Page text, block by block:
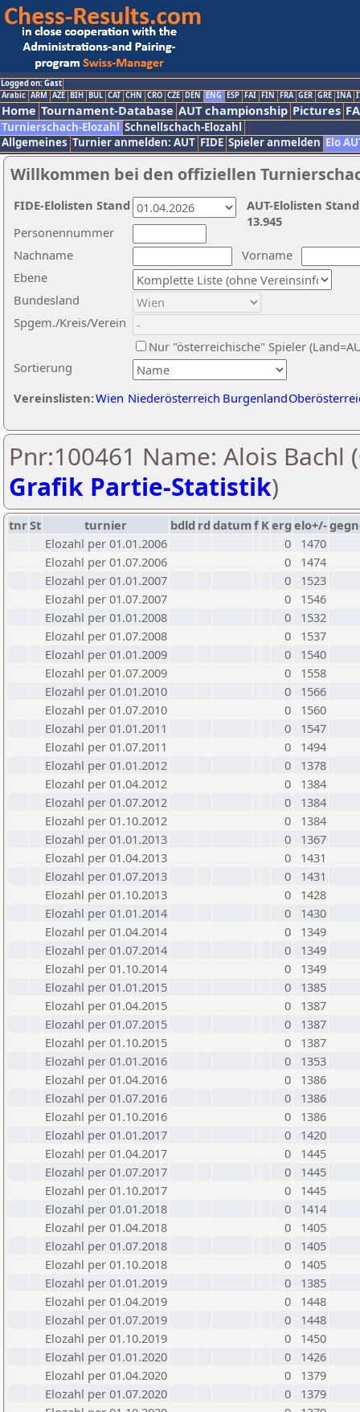
Logged on: Gast
Arabic ARM AZE BIH BUL CAT CHN CRO CZE DEN ENG ESP FAI FIN FRA GER GRE INA
Home Tournament-Database AUT championship Pictures
Turnierschach-Elozahl Schnellschach-Elozahl
Allgemeines Turnier anmelden: AUT FIDE Spieler anmelden Elo
Willkommen bei den offiziellen
Nachname
Vorname
Ebene
Sortierung
Personennummer
Bundesland
Spgem./Kreis/Verein
Nur "österreichische" Spieler
Vereinslisten:Wien Niederösterreich Burgenland
AUT-Elolisten
13.945
FIDE-Elolisten Stand
Pnr:100461 Name: Alois Bachl (
Grafik Partie-Statistik)
tnrSt turnier bdld rd datumf Kerg elo+/-
Elozahl per 01.01.2006
0
1470
Elozahl per 01.07.2006
0
1474
Elozahl per 01.01.2007
0
1523
Elozahl per 01.07.2007
0
1546
Elozahl per 01.01.2008
0
1532
Elozahl per 01.07.2008
0
1537
Elozahl per 01.01.2009
0
1540
Elozahl per 01.07.2009
0
1558
Elozahl per 01.01.2010
0
1566
Elozahl per 01.07.2010
0
1560
Elozahl per 01.01.2011
0
1547
Elozahl per 01.07.2011
0
1494
Elozahl per 01.01.2012
0
1378
Elozahl per 01.04.2012
0
1384
Elozahl per 01.07.2012
0
1384
Elozahl per 01.10.2012
0
1384
Elozahl per 01.01.2013
0
1367
Elozahl per 01.04.2013
0
1431
Elozahl per 01.07.2013
0
1431
Elozahl per 01.10.2013
0
1428
Elozahl per 01.01.2014
0
1430
Elozahl per 01.04.2014
0
1349
Elozahl per 01.07.2014
0
1349
Elozahl per 01.10.2014
0
1349
Elozahl per 01.01.2015
0
1385
Elozahl per 01.04.2015
0
1387
Elozahl per 01.07.2015
0
1387
Elozahl per 01.10.2015
0
1387
Elozahl per 01.01.2016
0
1353
Elozahl per 01.04.2016
0
1386
Elozahl per 01.07.2016
0
1386
Elozahl per 01.10.2016
0
1386
Elozahl per 01.01.2017
0
1420
Elozahl per 01.04.2017
0
1445
Elozahl per 01.07.2017
0
1445
Elozahl per 01.10.2017
0
1445
Elozahl per 01.01.2018
0
1414
Elozahl per 01.04.2018
0
1405
Elozahl per 01.07.2018
0
1405
Elozahl per 01.10.2018
0
1405
Elozahl per 01.01.2019
0
1385
Elozahl per 01.04.2019
0
1448
Elozahl per 01.07.2019
0
1448
Elozahl per 01.10.2019
0
1450
Elozahl per 01.01.2020
0
1426
Elozahl per 01.04.2020
0
1379
Elozahl per 01.07.2020
0
1379